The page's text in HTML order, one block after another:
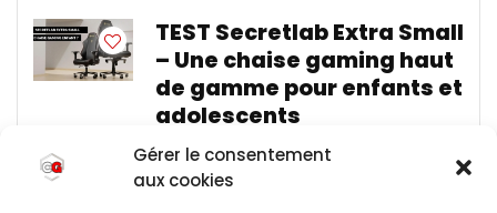
Gérer le consentement
aux cookies
TEST Secretlab Extra Small
– Une chaise gaming haut
de gamme pour enfants et
adolescents
Ca y est ! Secretlab propose maintenant depuis quelques jours
une chaise gaming pour les enfants. Nous allons donc le